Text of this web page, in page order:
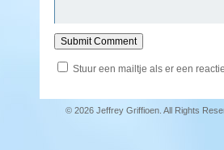
Stuur een mailtje als er een
© 2026 Jeffrey Griffioen. All Rights